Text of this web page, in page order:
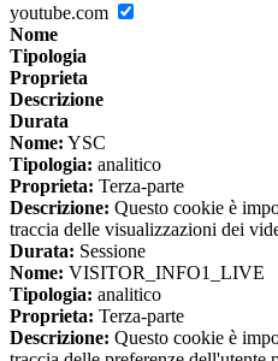
youtube.com
Nome
Tipologia
Proprieta
Descrizione
Durata
Nome: YSC
Tipologia: analitico
Proprieta: Terza-parte
Descrizione: Questo cookie è
traccia delle visualizzazioni dei
Durata: Sessione
Nome: VISITOR_INFO1_LIVE
Tipologia: analitico
Proprieta: Terza-parte
Descrizione: Questo cookie è